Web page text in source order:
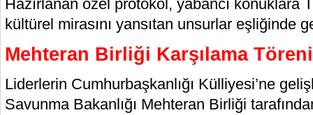
Hazırlanan özel protokol, yabancı konuklara
kültürel mirasını yansıtan unsurlar eşliğinde
Mehteran Birliği Karşılama
Liderlerin Cumhurbaşkanlığı Külliyesi’ne
Savunma Bakanlığı Mehteran Birliği